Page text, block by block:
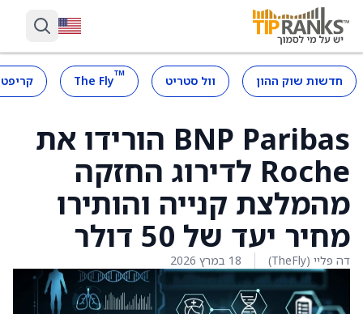
חדשות שוק ההון וול סטריט ™
The Fly
BNP Paribas הורידו את
Roche לדירוג החזקה
מהמלצת קנייה והותירו
מחיר יעד של 50 דולר
דה פליי (TheFly) 18 במרץ 2026